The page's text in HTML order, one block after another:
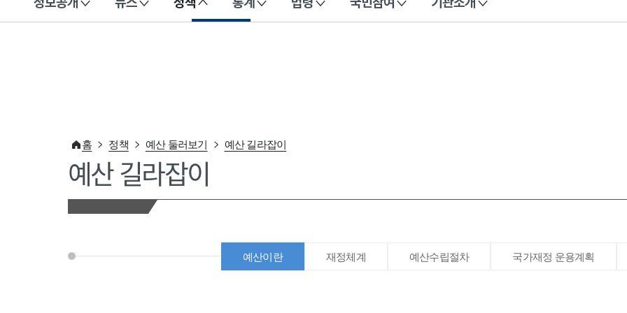
이 누리집은 대한민국 공식 전자정부 누리집입니다.
홈 정책 예산 둘러보기 예산 길라잡이
예산 길라잡이
예산이란 재정체계 예산수립절차 국가재정 운용계획